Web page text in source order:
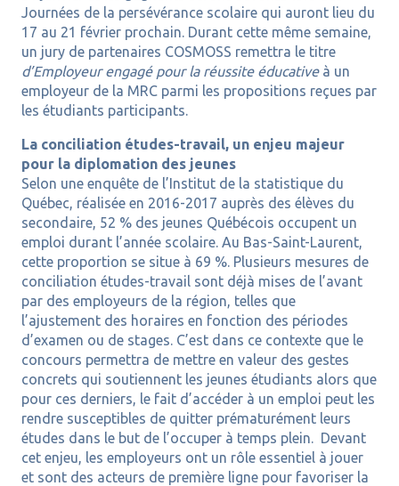
Journées de la persévérance scolaire qui auront lieu du
17 au 21 février prochain. Durant cette même semaine,
un jury de partenaires COSMOSS remettra le titre
d’Employeur engagé pour la réussite éducativeà un
employeur de la MRC parmi les propositions reçues par
les étudiants participants.
La conciliation études-travail, un enjeu majeur
pour la diplomation des jeunes
Selon une enquête de l’Institut de la statistique du
Québec, réalisée en 2016-2017 auprès des élèves du
secondaire, 52 % des jeunes Québécois occupent un
emploi durant l’année scolaire. Au Bas-Saint-Laurent,
cette proportion se situe à 69 %. Plusieurs mesures de
conciliation études-travail sont déjà mises de l’avant
par des employeurs de la région, telles que
l’ajustement des horaires en fonction des périodes
d’examen ou de stages. C’est dans ce contexte que le
concours permettra de mettre en valeur des gestes
concrets qui soutiennent les jeunes étudiants alors que
pour ces derniers, le fait d’accéder à un emploi peut les
rendre susceptibles de quitter prématurément leurs
études dans le but de l’occuper à temps plein. Devant
cet enjeu, les employeurs ont un rôle essentiel à jouer
et sont des acteurs de première ligne pour favoriser la